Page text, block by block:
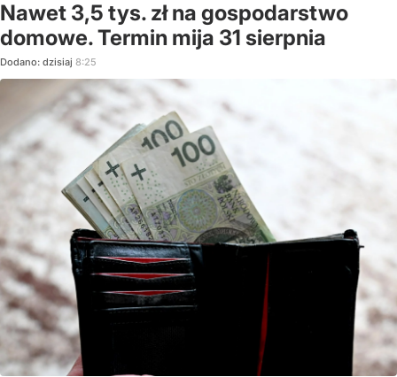
Nawet 3,5 tys. zł na gospodarstwo
domowe. Termin mija 31 sierpnia
Dodano: dzisiaj 8:25